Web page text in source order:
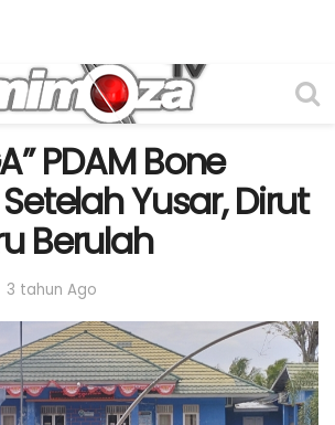
PDAM Bone
Yusar, Dirut
Berulah
3 tahun Ago